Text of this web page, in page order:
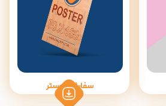
سفارش پوستر